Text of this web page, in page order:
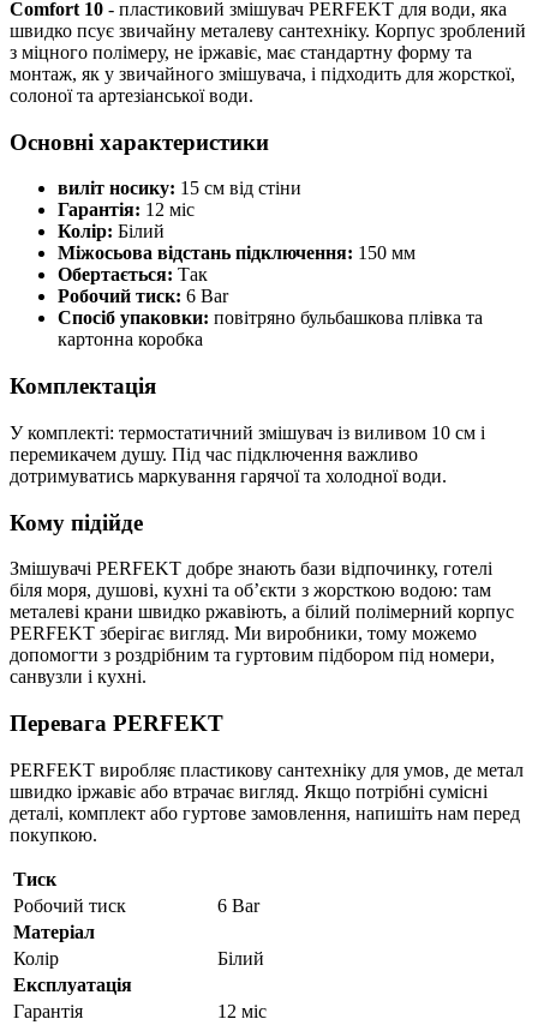
Comfort 10 - пластиковий змішувач PERFEKT для води, яка
швидко псує звичайну металеву сантехніку. Корпус зроблений
з міцного полімеру, не іржавіє, має стандартну форму та
монтаж, як у звичайного змішувача, і підходить для жорсткої,
солоної та артезіанської води.
Основні характеристики
виліт носику: 15 см від стіни
Гарантія: 12 міс
Колір: Білий
Міжосьова відстань підключення: 150 мм
Обертається: Так
Робочий тиск: 6 Bar
Спосіб упаковки: повітряно бульбашкова плівка та
картонна коробка
Комплектація
У комплекті: термостатичний змішувач із виливом 10 см і
перемикачем душу. Під час підключення важливо
дотримуватись маркування гарячої та холодної води.
Кому підійде
Змішувачі PERFEKT добре знають бази відпочинку, готелі
біля моря, душові, кухні та об’єкти з жорсткою водою: там
металеві крани швидко ржавіють, а білий полімерний корпус
PERFEKT зберігає вигляд. Ми виробники, тому можемо
допомогти з роздрібним та гуртовим підбором під номери,
санвузли і кухні.
Перевага PERFEKT
PERFEKT виробляє пластикову сантехніку для умов, де метал
швидко іржавіє або втрачає вигляд. Якщо потрібні сумісні
деталі, комплект або гуртове замовлення, напишіть нам перед
покупкою.
Тиск
Робочий тиск
6 Bar
Матеріал
Колір
Білий
Експлуатація
Гарантія
12 міс